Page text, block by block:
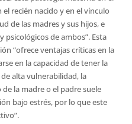
recién nacido y en el vínculo
de las madres y sus hijos, e
de ambos”. Esta
“ofrece ventajas críticas en la
en la capacidad de tener la
alta vulnerabilidad, la
la madre o el padre suele
bajo estrés, por lo que este